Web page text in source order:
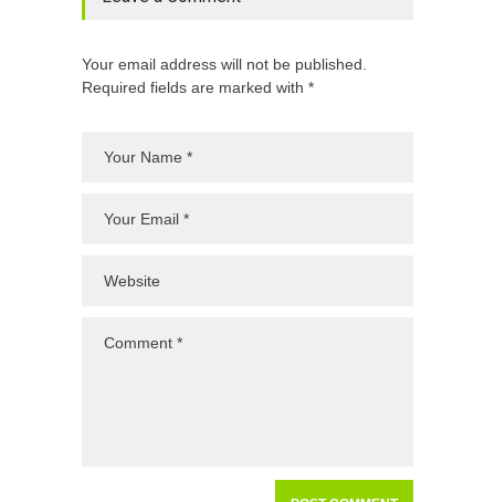
Your email address will not be published.
Required fields are marked with *